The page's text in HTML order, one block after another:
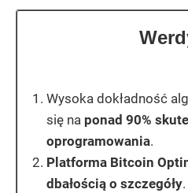
Wysoka dokładność
się na ponad 90%
oprogramowania.
Platforma Bitcoin
dbałością o szczegóły